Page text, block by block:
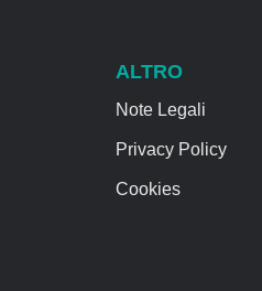
ALTRO
Note Legali
Privacy Policy
Cookies